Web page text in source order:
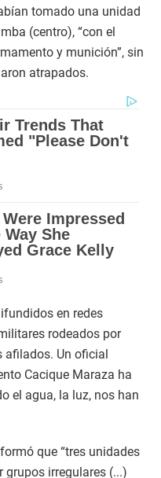
tomado una unidad
(centro), “con el
y munición”, sin
atrapados.
en redes
rodeados por
Un oficial
Cacique Maraza ha
el agua, la luz, nos han
que “tres unidades
irregulares (...)